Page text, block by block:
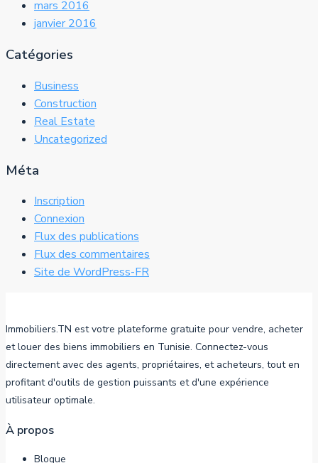
mars 2016
janvier 2016
Catégories
Business
Construction
Real Estate
Uncategorized
Méta
Inscription
Connexion
Flux des publications
Flux des commentaires
Site de WordPress-FR
Immobiliers.TN est votre plateforme gratuite pour vendre, acheter
et louer des biens immobiliers en Tunisie. Connectez-vous
directement avec des agents, propriétaires, et acheteurs, tout en
profitant d'outils de gestion puissants et d'une expérience
utilisateur optimale.
À propos
Blogue